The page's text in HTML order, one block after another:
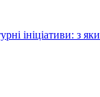
ініціативи: з